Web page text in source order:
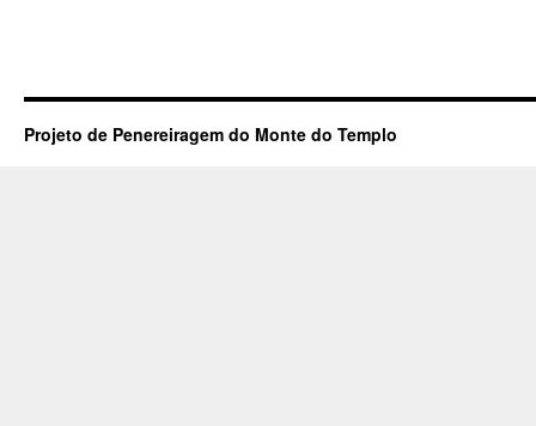
Projeto de Penereiragem do Monte do Templo